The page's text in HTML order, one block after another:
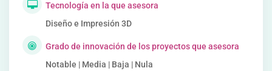
Tecnología en la que asesora
Diseño e Impresión 3D
Grado de innovación de los proyectos que asesora
Notable | Media | Baja | Nula